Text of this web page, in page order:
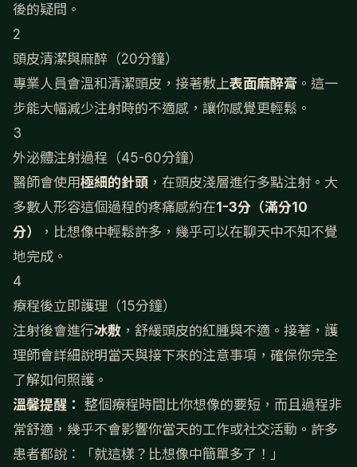
後的疑問。
2
頭皮清潔與麻醉（20分鐘）
專業人員會溫和清潔頭皮，接著敷上表面麻醉膏 。這一
步能大幅減少注射時的不適感，讓你感覺更輕鬆。
3
外泌體注射過程（45-60分鐘）
醫師會使用極細的針頭 ，在頭皮淺層進行多點注射。大
多數人形容這個過程的疼痛感約在1-3分（滿分10
分）
，比想像中輕鬆許多，幾乎可以在聊天中不知不覺
地完成。
4
療程後立即護理（15分鐘）
注射後會進行冰敷 ，舒緩頭皮的紅腫與不適。接著，護
理師會詳細說明當天與接下來的注意事項，確保你完全
了解如何照護。
溫馨提醒： 整個療程時間比你想像的要短，而且過程非
常舒適，幾乎不會影響你當天的工作或社交活動。許多
患者都說：「就這樣？比想像中簡單多了！」